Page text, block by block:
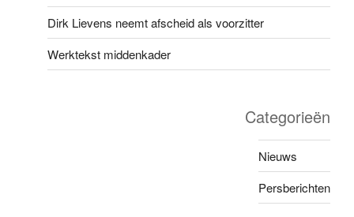
Dirk Lievens neemt afscheid als voorzitter
Werktekst middenkader
Categorieën
Nieuws
Persberichten